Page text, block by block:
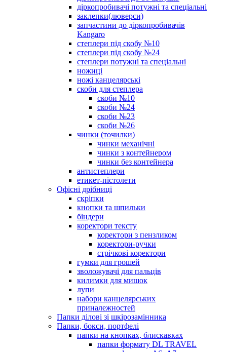
діркопробивачі потужні та спеціальні
заклепки(люверси)
запчастини до діркопробивачів
Kangaro
степлери під скобу №10
степлери під скобу №24
степлери потужні та спеціальні
ножиці
ножі канцелярські
скоби для степлера
скоби №10
скоби №24
скоби №23
скоби №26
чинки (точилки)
чинки механічні
чинки з контейнером
чинки без контейнера
антистеплери
етикет-пістолети
Офісні дрібниці
скріпки
кнопки та шпильки
біндери
коректори тексту
коректори з пензликом
коректори-ручки
стрічкові коректори
гумки для грошей
зволожувачі для пальців
килимки для мишок
лупи
набори канцелярських
приналежностей
Папки ділові зі шкірозамінника
Папки, бокси, портфелі
папки на кнопках, блискавках
папки формату DL TRAVEL